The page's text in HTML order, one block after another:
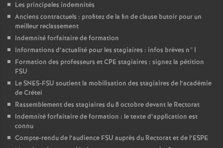
Les principales indemnités
Anciens contractuels : profitez de la fin de clause butoir pour un
meilleur reclassement
Indemnité forfaitaire de formation
Informations d’actualité pour les stagiaires : infos brèves n°1
Formation des professeurs etCPE stagiaires : signez la pétition
FSU
LeSNES-FSU soutient la mobilisation des stagiaires de l’académie
de Crétei
Rassemblement des stagiaires du 8 octobre devant le Rectorat
Indemnité forfaitaire de formation : le texte d’application est
connu
Compte-rendu de l’audience FSU auprès du Rectorat et de l’ESPE